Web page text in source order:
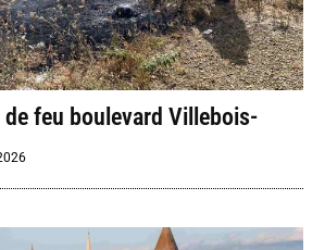
feu boulevard Villebois-